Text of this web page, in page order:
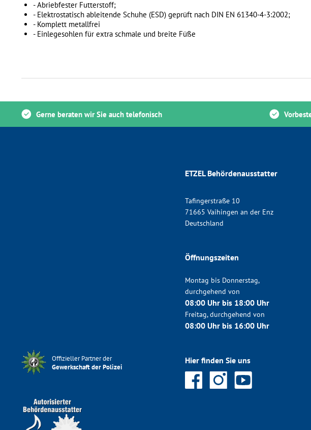
- Abriebfester Futterstoff;
- Elektrostatisch ableitende Schuhe (ESD) geprüft nach DIN EN 61340-4-3:2002;
- Komplett metallfrei
- Einlegesohlen für extra schmale und breite Füße
Gerne beraten wir Sie auch telefonisch
Offizieller Partner der
Gewerkschaft der Polizei
ETZEL Behördenausstatter
Tafingerstraße 10
71665 Vaihingen an der Enz
Deutschland
Öffnungszeiten
Montag bis Donnerstag,
durchgehend von
08:00 Uhr bis 18:00 Uhr
Freitag, durchgehend von
08:00 Uhr bis 16:00 Uhr
Hier finden Sie uns